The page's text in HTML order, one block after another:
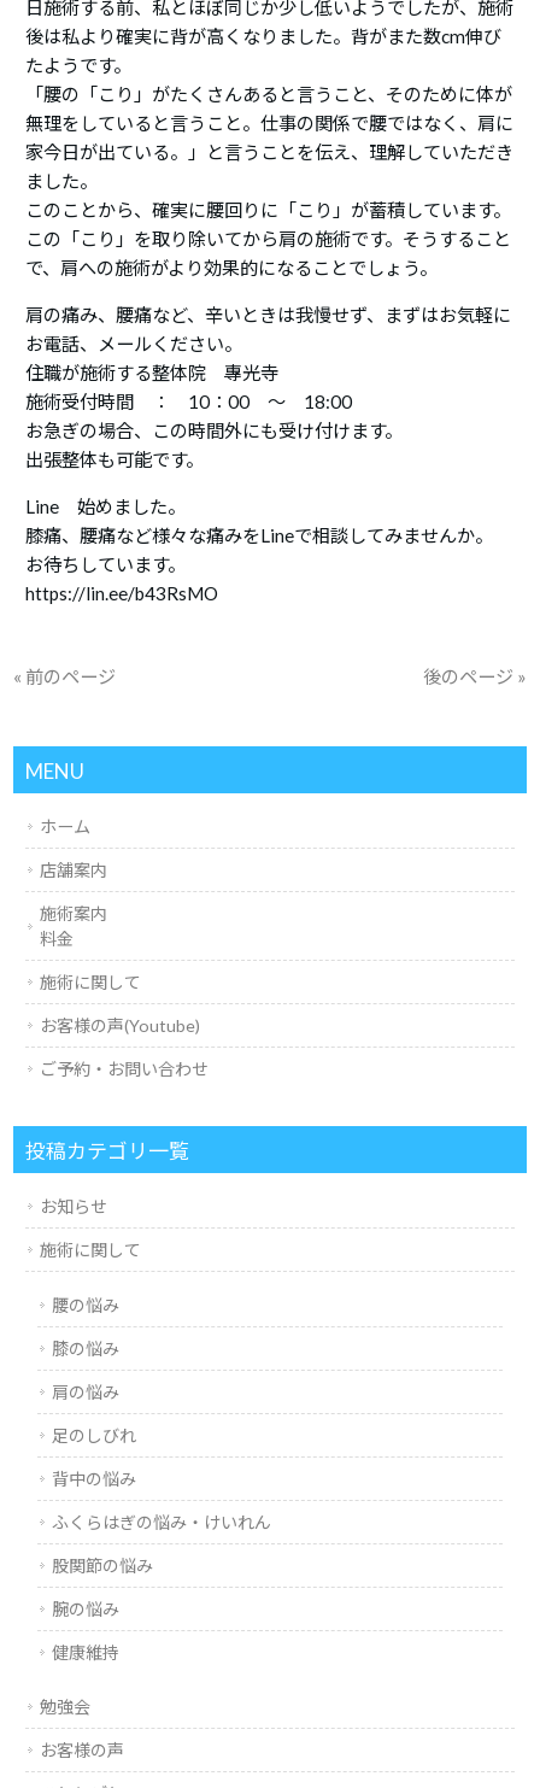
日施術する前、私とほぼ同じか少し低いようでしたが、施術
後は私より確実に背が高くなりました。背がまた数cm伸び
たようです。
「腰の「こり」がたくさんあると言うこと、そのために体が
無理をしていると言うこと。仕事の関係で腰ではなく、肩に
家今日が出ている。」と言うことを伝え、理解していただき
ました。
このことから、確実に腰回りに「こり」が蓄積しています。
この「こり」を取り除いてから肩の施術です。そうすること
で、肩への施術がより効果的になることでしょう。
肩の痛み、腰痛など、辛いときは我慢せず、まずはお気軽に
お電話、メールください。
住職が施術する整体院 專光寺
施術受付時間 ： 10：00 ～ 18:00
お急ぎの場合、この時間外にも受け付けます。
出張整体も可能です。
Line 始めました。
膝痛、腰痛など様々な痛みをLineで相談してみませんか。
お待ちしています。
https://lin.ee/b43RsMO
« 前のページ 後のページ »
MENU
ホーム
店舗案内
施術案内
料金
施術に関して
お客様の声(Youtube)
ご予約・お問い合わせ
投稿カテゴリ一覧
お知らせ
施術に関して
腰の悩み
膝の悩み
肩の悩み
足のしびれ
背中の悩み
ふくらはぎの悩み・けいれん
股関節の悩み
腕の悩み
健康維持
勉強会
お客様の声